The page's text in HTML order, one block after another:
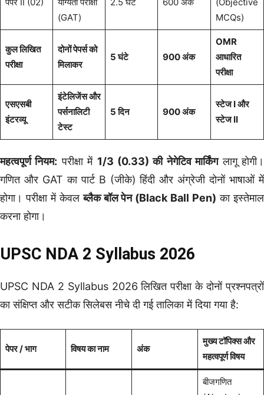
(GAT)
MCQs)
कुल लिखित
परीक्षा
दोनों पेपर्स को
मिलाकर
5 घंटे 900 अंक
OMR
आधारित
परीक्षा
एसएसबी
इंटरव्यू
इंटेलिजेंस और
पर्सनालिटी
टेस्ट
5 दिन 900 अंक
स्टेज I और
स्टेज II
महत्वपूर्ण नियम: परीक्षा में 1/3 (0.33) की नेगेटिव मार्किंगलागू होगी।
गणित और GAT का पार्ट B (जीके) हिंदी और अंग्रेजी दोनों भाषाओं में
होगा। परीक्षा में केवलब्लैक बॉल पेन (Black Ball Pen) का इस्तेमाल
करना होगा।
UPSC NDA 2 Syllabus 2026
UPSC NDA 2 Syllabus 2026 लिखित परीक्षा के दोनों प्रश्नपत्रों
का संक्षिप्त और सटीक सिलेबस नीचे दी गई तालिका में दिया गया है:
पेपर / भाग विषय का नाम अंक
मुख्य टॉपिक्स और
महत्वपूर्ण विषय
बीजगणित